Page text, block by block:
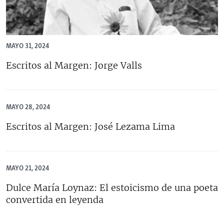
MAYO 31, 2024
Escritos al Margen: Jorge Valls
MAYO 28, 2024
Escritos al Margen: José Lezama Lima
MAYO 21, 2024
Dulce María Loynaz: El estoicismo de una poeta
convertida en leyenda